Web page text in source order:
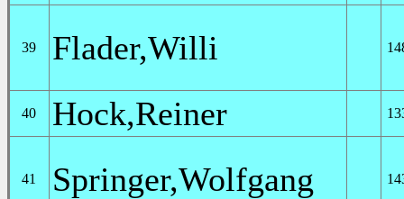
39 Flader,Willi
40 Hock,Reiner
41 Springer,Wolfgang